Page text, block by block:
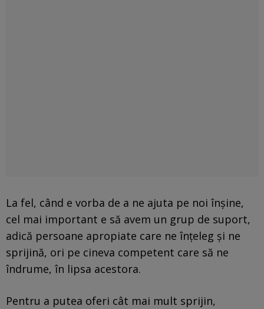
La fel, când e vorba de a ne ajuta pe noi înșine,
cel mai important e să avem un grup de suport,
adică persoane apropiate care ne înțeleg și ne
sprijină, ori pe cineva competent care să ne
îndrume, în lipsa acestora.
Pentru a putea oferi cât mai mult sprijin,